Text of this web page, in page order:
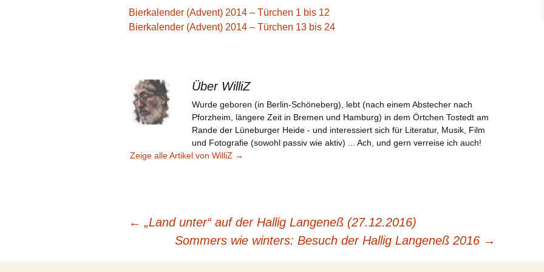
Bierkalender (Advent) 2014 – Türchen 1 bis 12
Bierkalender (Advent) 2014 – Türchen 13 bis 24
Über WilliZ
Wurde geboren (in Berlin-Schöneberg), lebt (nach einem Abstecher nach
Pforzheim, längere Zeit in Bremen und Hamburg) in dem Örtchen Tostedt am
Rande der Lüneburger Heide - und interessiert sich für Literatur, Musik, Film
und Fotografie (sowohl passiv wie aktiv) ... Ach, und gern verreise ich auch!
Zeige alle Artikel von WilliZ →
Beitragsnavigation
← „Land unter“ auf der Hallig Langeneß (27.12.2016)
Sommers wie winters: Besuch der Hallig Langeneß 2016 →